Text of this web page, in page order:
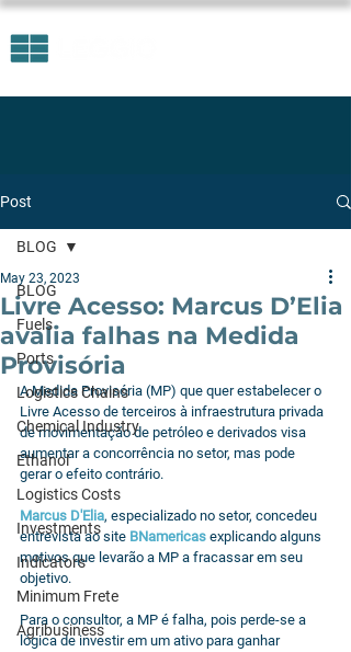
Post
BLOG
Fuels
Ports
Logistics Chains
Chemical Industry
Ethanol
Logistics Costs
Investments
Indicators
Minimum Frete
Agribusiness
BLOG
Livre Acesso: Marcus D’Elia
avalia falhas na Medida
Provisória
May 23, 2023
A Medida Provisória (MP) que quer estabelecer o
Livre Acesso de terceiros à infraestrutura privada
de movimentação de petróleo e derivados visa
aumentar a concorrência no setor, mas pode
gerar o efeito contrário.
Marcus D'Elia, especializado no setor, concedeu
entrevista ao site BNamericas explicando alguns
motivos que levarão a MP a fracassar em seu
objetivo.
Para o consultor, a MP é falha, pois perde-se a
lógica de investir em um ativo para ganhar